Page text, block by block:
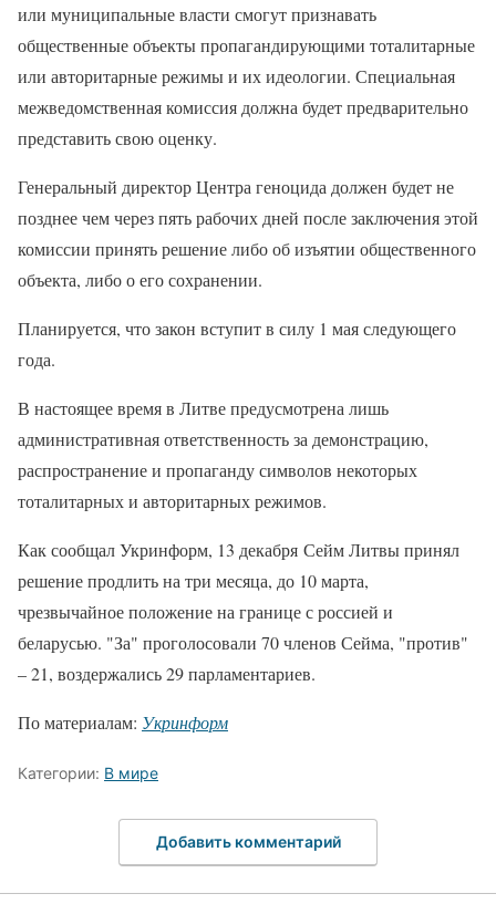
или муниципальные власти смогут признавать
общественные объекты пропагандирующими тоталитарные
или авторитарные режимы и их идеологии. Специальная
межведомственная комиссия должна будет предварительно
представить свою оценку.
Генеральный директор Центра геноцида должен будет не
позднее чем через пять рабочих дней после заключения этой
комиссии принять решение либо об изъятии общественного
объекта, либо о его сохранении.
Планируется, что закон вступит в силу 1 мая следующего
года.
В настоящее время в Литве предусмотрена лишь
административная ответственность за демонстрацию,
распространение и пропаганду символов некоторых
тоталитарных и авторитарных режимов.
Как сообщал Укринформ, 13 декабря Сейм Литвы принял
решение продлить на три месяца, до 10 марта,
чрезвычайное положение на границе с россией и
беларусью. "За" проголосовали 70 членов Сейма, "против"
– 21, воздержались 29 парламентариев.
По материалам: Укринформ
Категории: В мире
Добавить комментарий